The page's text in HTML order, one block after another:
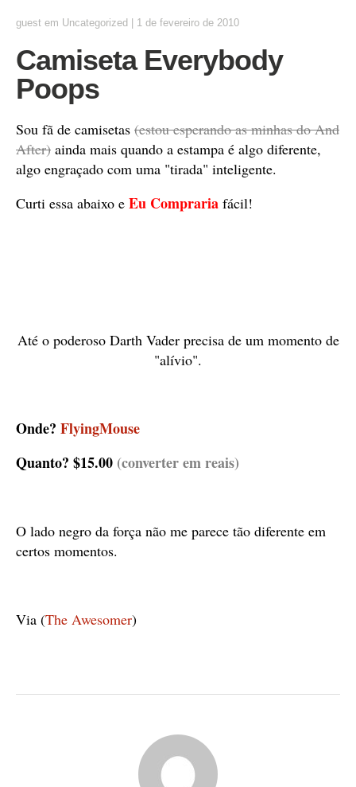
guest em Uncategorized 1 de fevereiro de 2010
Camiseta Everybody
Poops
Sou fã de camisetas (estou esperando as minhas do And
After) ainda mais quando a estampa é algo diferente,
algo engraçado com uma "tirada" inteligente.
Curti essa abaixo e Eu Compraria fácil!
Até o poderoso Darth Vader precisa de um momento de
"alívio".
Onde? FlyingMouse
Quanto? $15.00 (converter em reais)
O lado negro da força não me parece tão diferente em
certos momentos.
Via (The Awesomer)